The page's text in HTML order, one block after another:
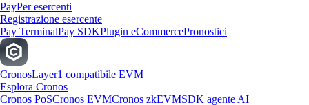
PayPer esercenti
Registrazione esercente
Pay TerminalPay SDKPlugin eCommercePronostici
CronosLayer1 compatibile EVM
Esplora Cronos
Cronos PoSCronos EVMCronos zkEVMSDK agente AI